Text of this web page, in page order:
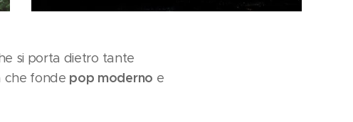
si porta dietro tante
che fonde pop moderno e